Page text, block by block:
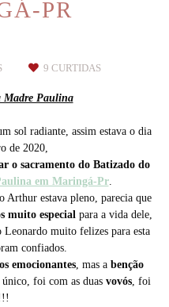
PR
9 CURTIDAS
Madre Paulina
sol radiante, assim estava o dia
de 2020,
o sacramento do Batizado do
em Maringá-Pr.
Arthur estava pleno, parecia que
muito especial para a vida dele,
Leonardo muito felizes para esta
confiados.
emocionantes , mas a benção
foi com as duas vovós, foi